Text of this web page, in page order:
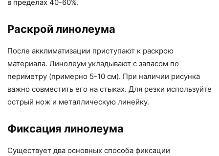
в пределах 40-60%.
Раскрой линолеума
После акклиматизации приступают к раскрою
материала. Линолеум укладывают с запасом по
периметру (примерно 5-10 см). При наличии рисунка
важно совместить его на стыках. Для резки используйте
острый нож и металлическую линейку.
Фиксация линолеума
Существует два основных способа фиксации